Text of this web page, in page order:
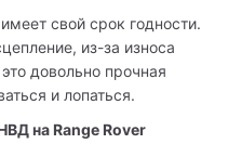
свой срок годности.
из-за износа
довольно прочная
и лопаться.
на Range Rover